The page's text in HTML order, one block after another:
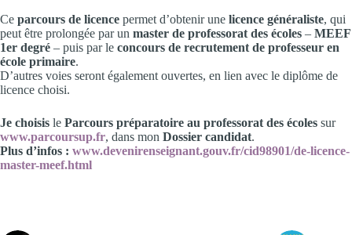
Ce parcours de licence permet d’obtenir une licence généraliste, qui
peut être prolongée par un master de professorat des écoles – MEEF
1er degré – puis par le concours de recrutement de professeur en
école primaire.
D’autres voies seront également ouvertes, en lien avec le diplôme de
licence choisi.
Je choisis le Parcours préparatoire au professorat des écoles sur
www.parcoursup.fr, dans mon Dossier candidat.
Plus d’infos : www.devenirenseignant.gouv.fr/cid98901/de-licence-
master-meef.html